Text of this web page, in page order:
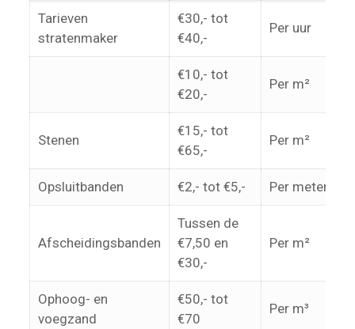
Tarieven
stratenmaker
€30,- tot
€40,-
Per uur
€10,- tot
€20,-
Per m²
Stenen
€15,- tot
€65,-
Per m²
Opsluitbanden €2,- tot €5,- Per meter
Afscheidingsbanden
Tussen de
€7,50 en
€30,-
Per m²
Ophoog- en
voegzand
€50,- tot
€70
Per m³